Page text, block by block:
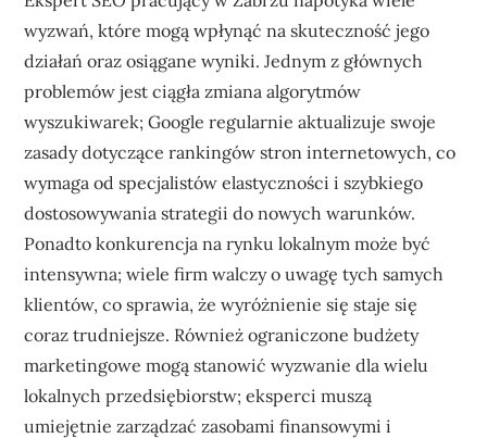
wyzwań, które mogą wpłynąć na skuteczność jego
działań oraz osiągane wyniki. Jednym z głównych
problemów jest ciągła zmiana algorytmów
wyszukiwarek; Google regularnie aktualizuje swoje
zasady dotyczące rankingów stron internetowych, co
wymaga od specjalistów elastyczności i szybkiego
dostosowywania strategii do nowych warunków.
Ponadto konkurencja na rynku lokalnym może być
intensywna; wiele firm walczy o uwagę tych samych
klientów, co sprawia, że wyróżnienie się staje się
coraz trudniejsze. Również ograniczone budżety
marketingowe mogą stanowić wyzwanie dla wielu
lokalnych przedsiębiorstw; eksperci muszą
umiejętnie zarządzać zasobami finansowymi i